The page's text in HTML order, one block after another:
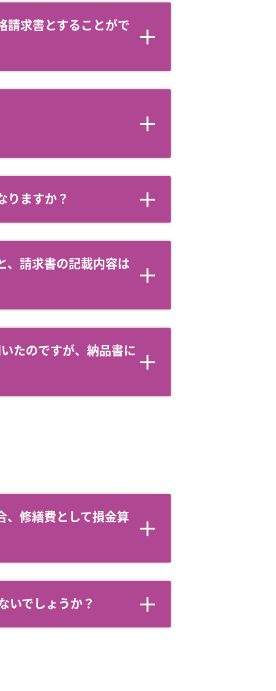
請求書とすることがで
りますか？
、請求書の記載内容は
たのですが、納品書に
、修繕費として損金算
いでしょうか？